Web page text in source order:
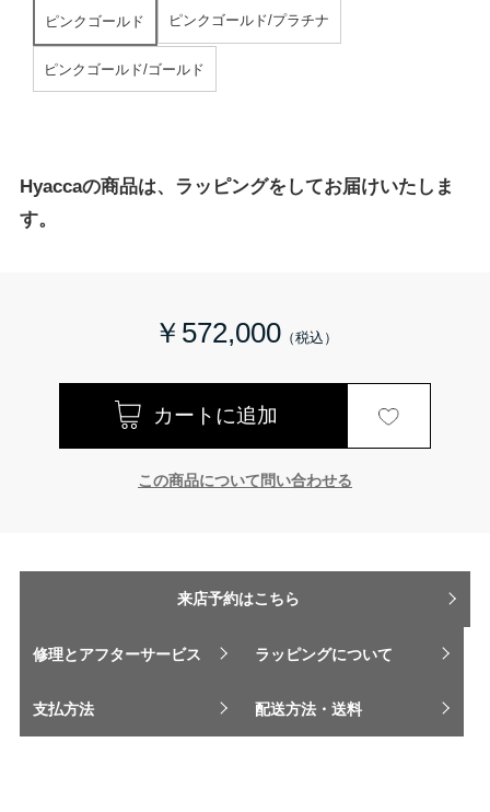
ピンクゴールド ピンクゴールド/プラチナ
ピンクゴールド/ゴールド
Hyaccaの商品は、ラッピングをしてお届けいたしま
す。
￥572,000
この商品について問い合わせる
来店予約はこちら
修理とアフターサービス ラッピングについて
支払方法 配送方法・送料